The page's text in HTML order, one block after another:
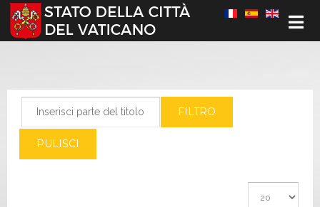
Seleziona la tua lingua
FILTRO
PULISCI